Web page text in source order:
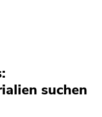
Sie direkt auf einen
suchen